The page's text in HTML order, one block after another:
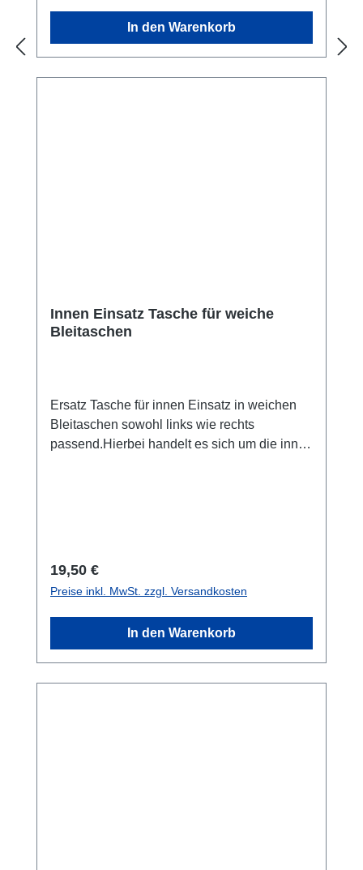
In den Warenkorb
Innen Einsatz Tasche für weiche
Bleitaschen
Ersatz Tasche für innen Einsatz in weichen
Bleitaschen sowohl links wie rechts
passend.Hierbei handelt es sich um die innen
Regulärer Preis:
19,50 €
Preise inkl. MwSt. zzgl. Versandkosten
In den Warenkorb